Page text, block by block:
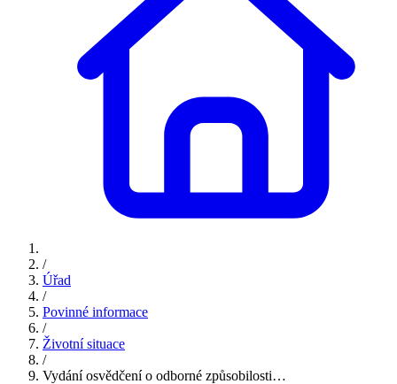
/
Úřad
/
Povinné informace
/
Životní situace
/
Vydání osvědčení o odborné způsobilosti…